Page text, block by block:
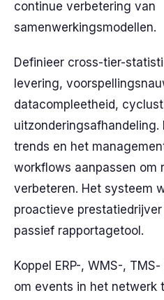
continue verbetering van
samenwerkingsmodellen.
Definieer cross-tier-
levering,
datacompleetheid,
uitzonderingsafhandeling.
trends en het
workflows aanpassen om
verbeteren. Het systeem
proactieve
passief rapportagetool.
Koppel ERP-, WMS-,
om events in het netwerk